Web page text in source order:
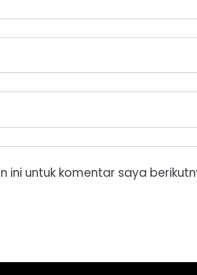
ini untuk komentar saya